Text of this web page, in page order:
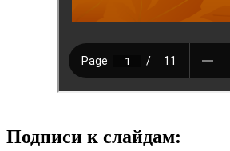
Подписи к слайдам: